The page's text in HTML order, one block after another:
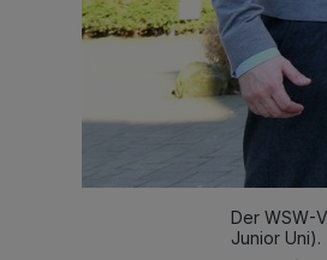
Der WSW-
Junior Uni).